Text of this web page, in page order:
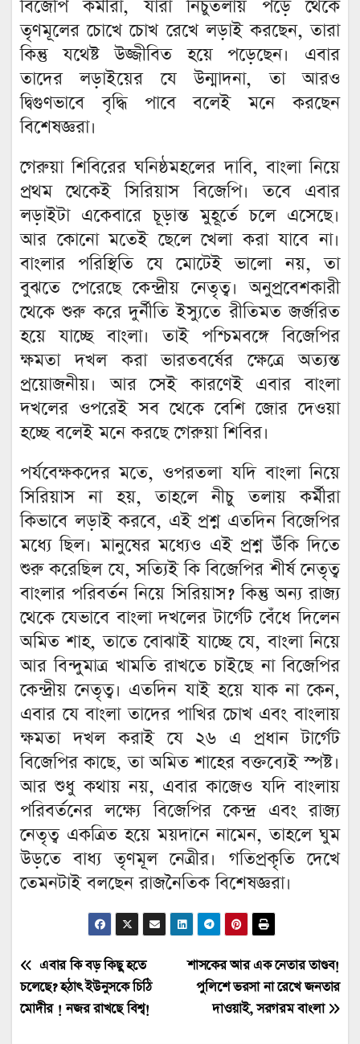
বিজেপি কর্মীরা, যারা নিচুতলায় পড়ে থেকে
তৃণমূলের চোখে চোখ রেখে লড়াই করছেন, তারা
কিন্তু যথেষ্ট উজ্জীবিত হয়ে পড়েছেন। এবার
তাদের লড়াইয়ের যে উন্মাদনা, তা আরও
দ্বিগুণভাবে বৃদ্ধি পাবে বলেই মনে করছেন
বিশেষজ্ঞরা।
গেরুয়া শিবিরের ঘনিষ্ঠমহলের দাবি, বাংলা নিয়ে
প্রথম থেকেই সিরিয়াস বিজেপি। তবে এবার
লড়াইটা একেবারে চূড়ান্ত মুহূর্তে চলে এসেছে।
আর কোনো মতেই ছেলে খেলা করা যাবে না।
বাংলার পরিস্থিতি যে মোটেই ভালো নয়, তা
বুঝতে পেরেছে কেন্দ্রীয় নেতৃত্ব। অনুপ্রবেশকারী
থেকে শুরু করে দুর্নীতি ইস্যুতে রীতিমত জর্জরিত
হয়ে যাচ্ছে বাংলা। তাই পশ্চিমবঙ্গে বিজেপির
ক্ষমতা দখল করা ভারতবর্ষের ক্ষেত্রে অত্যন্ত
প্রয়োজনীয়। আর সেই কারণেই এবার বাংলা
দখলের ওপরেই সব থেকে বেশি জোর দেওয়া
হচ্ছে বলেই মনে করছে গেরুয়া শিবির।
পর্যবেক্ষকদের মতে, ওপরতলা যদি বাংলা নিয়ে
সিরিয়াস না হয়, তাহলে নীচু তলায় কর্মীরা
কিভাবে লড়াই করবে, এই প্রশ্ন এতদিন বিজেপির
মধ্যে ছিল। মানুষের মধ্যেও এই প্রশ্ন উঁকি দিতে
শুরু করেছিল যে, সত্যিই কি বিজেপির শীর্ষ নেতৃত্ব
বাংলার পরিবর্তন নিয়ে সিরিয়াস? কিন্তু অন্য রাজ্য
থেকে যেভাবে বাংলা দখলের টার্গেট বেঁধে দিলেন
অমিত শাহ, তাতে বোঝাই যাচ্ছে যে, বাংলা নিয়ে
আর বিন্দুমাত্র খামতি রাখতে চাইছে না বিজেপির
কেন্দ্রীয় নেতৃত্ব। এতদিন যাই হয়ে যাক না কেন,
এবার যে বাংলা তাদের পাখির চোখ এবং বাংলায়
ক্ষমতা দখল করাই যে ২৬ এ প্রধান টার্গেট
বিজেপির কাছে, তা অমিত শাহের বক্তব্যেই স্পষ্ট।
আর শুধু কথায় নয়, এবার কাজেও যদি বাংলায়
পরিবর্তনের লক্ষ্যে বিজেপির কেন্দ্র এবং রাজ্য
নেতৃত্ব একত্রিত হয়ে ময়দানে নামেন, তাহলে ঘুম
উড়তে বাধ্য তৃণমূল নেত্রীর। গতিপ্রকৃতি দেখে
তেমনটাই বলছেন রাজনৈতিক বিশেষজ্ঞরা।
Post
navigation
শাসকের আর এক নেতার তাণ্ডব!
পুলিশে ভরসা না রেখে জনতার
দাওয়াই, সরগরম বাংলা
এবার কি বড় কিছু হতে
চলেছে? হঠাৎ ইউনুসকে চিঠি
মোদীর ! নজর রাখছে বিশ্ব!